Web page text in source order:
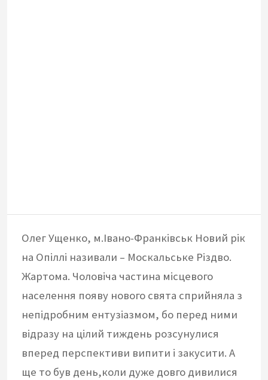
Олег Ущенко, м.Івано-Франківськ Новий рік
на Опіллі називали – Москальське Різдво.
Жартома. Чоловіча частина місцевого
населення появу нового свята сприйняла з
непідробним ентузіазмом, бо перед ними
відразу на цілий тиждень розсунулися
вперед перспективи випити і закусити. А
ще то був день,коли дуже довго дивилися